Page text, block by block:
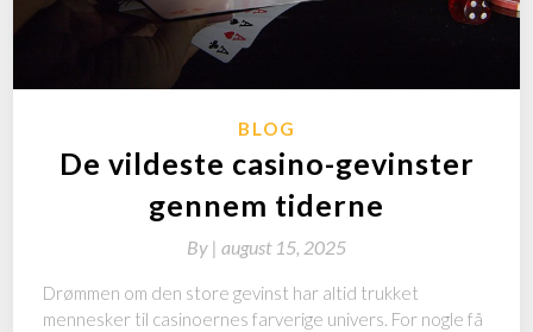
BLOG
De vildeste casino-gevinster
gennem tiderne
By | august 15, 2025
Drømmen om den store gevinst har altid trukket
mennesker til casinoernes farverige univers. For nogle få